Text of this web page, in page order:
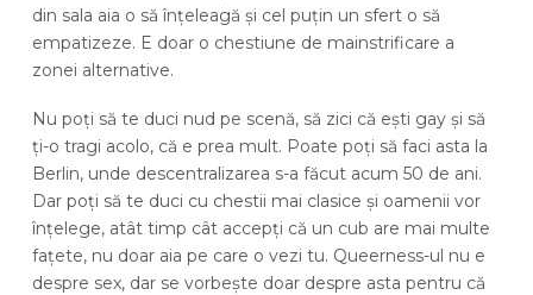
din sala aia o să înțeleagă și cel puțin un sfert o să
empatizeze. E doar o chestiune de mainstrificare a
zonei alternative.
Nu poți să te duci nud pe scenă, să zici că ești gay și să
ți-o tragi acolo, că e prea mult. Poate poți să faci asta la
Berlin, unde descentralizarea s-a făcut acum 50 de ani.
Dar poți să te duci cu chestii mai clasice și oamenii vor
înțelege, atât timp cât accepți că un cub are mai multe
fațete, nu doar aia pe care o vezi tu. Queerness-ul nu e
despre sex, dar se vorbește doar despre asta pentru că